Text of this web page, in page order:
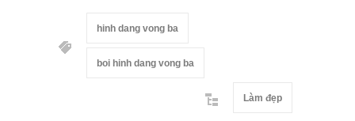
hinh dang vong ba
boi hinh dang vong ba
Làm đẹp